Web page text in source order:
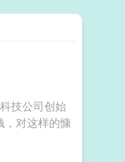
技公司创始
，对这样的慷